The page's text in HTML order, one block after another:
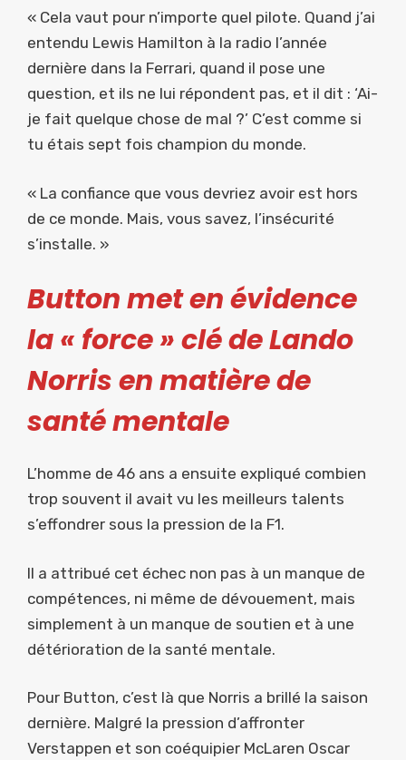
« Cela vaut pour n’importe quel pilote. Quand j’ai
entendu Lewis Hamilton à la radio l’année
dernière dans la Ferrari, quand il pose une
question, et ils ne lui répondent pas, et il dit : ‘Ai-
je fait quelque chose de mal ?’ C’est comme si
tu étais sept fois champion du monde.
« La confiance que vous devriez avoir est hors
de ce monde. Mais, vous savez, l’insécurité
s’installe. »
Button met en évidence
la « force » clé de Lando
Norris en matière de
santé mentale
L’homme de 46 ans a ensuite expliqué combien
trop souvent il avait vu les meilleurs talents
s’effondrer sous la pression de la F1.
Il a attribué cet échec non pas à un manque de
compétences, ni même de dévouement, mais
simplement à un manque de soutien et à une
détérioration de la santé mentale.
Pour Button, c’est là que Norris a brillé la saison
dernière. Malgré la pression d’affronter
Verstappen et son coéquipier McLaren Oscar